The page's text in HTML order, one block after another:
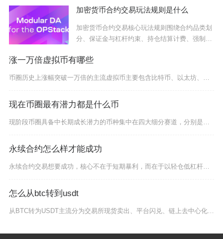
加密货币合约交易玩法规则是什么
加密货币合约交易核心玩法规则围绕合约品类划
分、保证金与杠杆约束、持仓结算计费、强制平
涨一万倍虚拟币有哪些
币圈历史上涨幅突破一万倍的主流虚拟币主要包含比特币、以太坊、柴犬币、PEPE蛙币四款币种，
现在币圈最有潜力都是什么币
现阶段币圈具备中长期成长潜力的币种集中在四大细分赛道，分别是老牌价值公链龙头、高性能新兴公
永续合约怎么样才能成功
永续合约交易想要成功，核心不在于短期暴利，而在于以轻仓低杠杆为基础、以严格风控为骨架、以顺
怎么从btc转到usdt
从BTC转为USDT主流分为交易所现货卖出、平台闪兑、链上去中心化兑换三种实操路径，普通币